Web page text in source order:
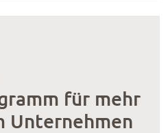
für mehr
Unternehmen